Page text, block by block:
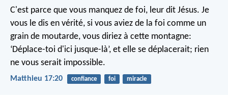
C'est parce que vous manquez de foi, leur dit Jésus. Je
vous le dis en vérité, si vous aviez de la foi comme un
grain de moutarde, vous diriez à cette montagne:
‘Déplace-toi d'ici jusque-là’, et elle se déplacerait; rien
ne vous serait impossible.
Matthieu 17:20 confiance foi miracle